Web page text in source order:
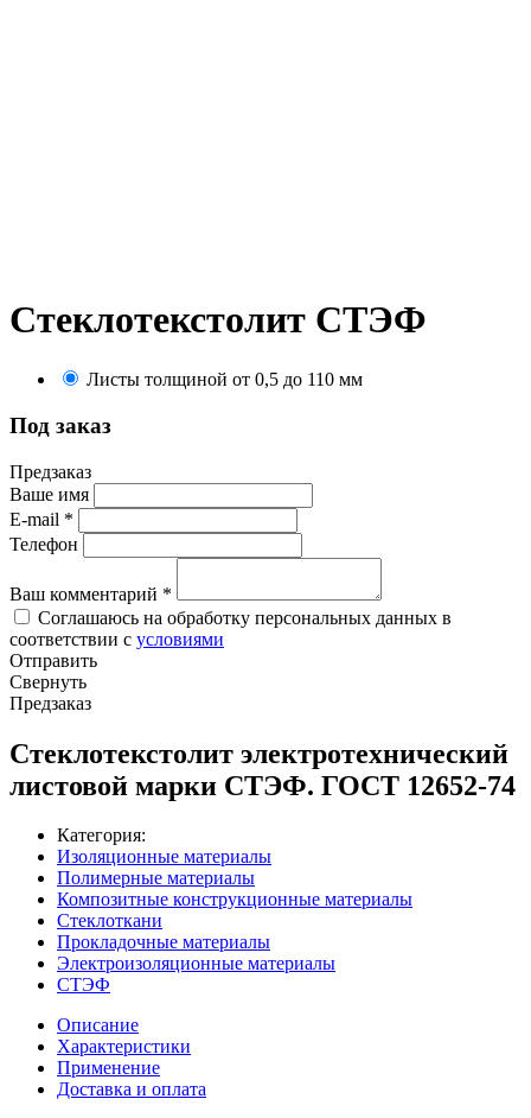
Стеклотекстолит СТЭФ
Листы толщиной от 0,5 до 110 мм
Под заказ
Предзаказ
Ваше имя
E-mail *
Телефон
Ваш комментарий *
Соглашаюсь на обработку персональных данных в
соответствии с условиями
Отправить
Свернуть
Предзаказ
Стеклотекстолит электротехнический
листовой марки СТЭФ. ГОСТ 12652-74
Категория:
Изоляционные материалы
Полимерные материалы
Композитные конструкционные материалы
Стеклоткани
Прокладочные материалы
Электроизоляционные материалы
СТЭФ
Описание
Характеристики
Применение
Доставка и оплата